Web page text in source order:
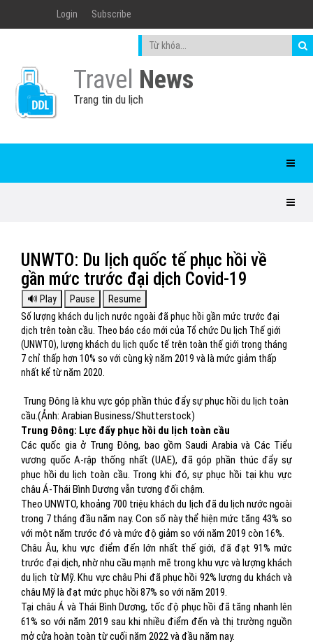
Login Subscribe
Travel News
Trang tin du lịch
UNWTO: Du lịch quốc tế phục hồi về
gần mức trước đại dịch Covid-19
Số lượng khách du lịch nước ngoài đã phục hồi gần mức trước đại
dịch trên toàn cầu. Theo báo cáo mới của Tổ chức Du lịch Thế giới
(UNWTO), lượng khách du lịch quốc tế trên toàn thế giới trong tháng
7 chỉ thấp hơn 10% so với cùng kỳ năm 2019 và là mức giảm thấp
nhất kể từ năm 2020.
Trung Đông là khu vực góp phần thúc đẩy sự phục hồi du lịch toàn
cầu.(Ảnh: Arabian Business/Shutterstock)
Trung Đông: Lực đẩy phục hồi du lịch toàn cầu
Các quốc gia ở Trung Đông, bao gồm Saudi Arabia và Các Tiểu
vương quốc A-rập thống nhất (UAE), đã góp phần thúc đẩy sự
phục hồi du lịch toàn cầu. Trong khi đó, sự phục hồi tại khu vực
châu Á-Thái Bình Dương vẫn tương đối chậm.
Theo UNWTO, khoảng 700 triệu khách du lịch đã du lịch nước ngoài
trong 7 tháng đầu năm nay. Con số này thể hiện mức tăng 43% so
với một năm trước đó và mức độ giảm so với năm 2019 còn 16%.
Châu Âu, khu vực điểm đến lớn nhất thế giới, đã đạt 91% mức
trước đại dịch, nhờ nhu cầu mạnh mẽ trong khu vực và lượng khách
du lịch từ Mỹ. Khu vực châu Phi đã phục hồi 92% lượng du khách và
châu Mỹ là đạt mức phục hồi 87% so với năm 2019.
Tại châu Á và Thái Bình Dương, tốc độ phục hồi đã tăng nhanh lên
61% so với năm 2019 sau khi nhiều điểm đến và thị trường nguồn
mở cửa hoàn toàn từ cuối năm 2022 và đầu năm nay.